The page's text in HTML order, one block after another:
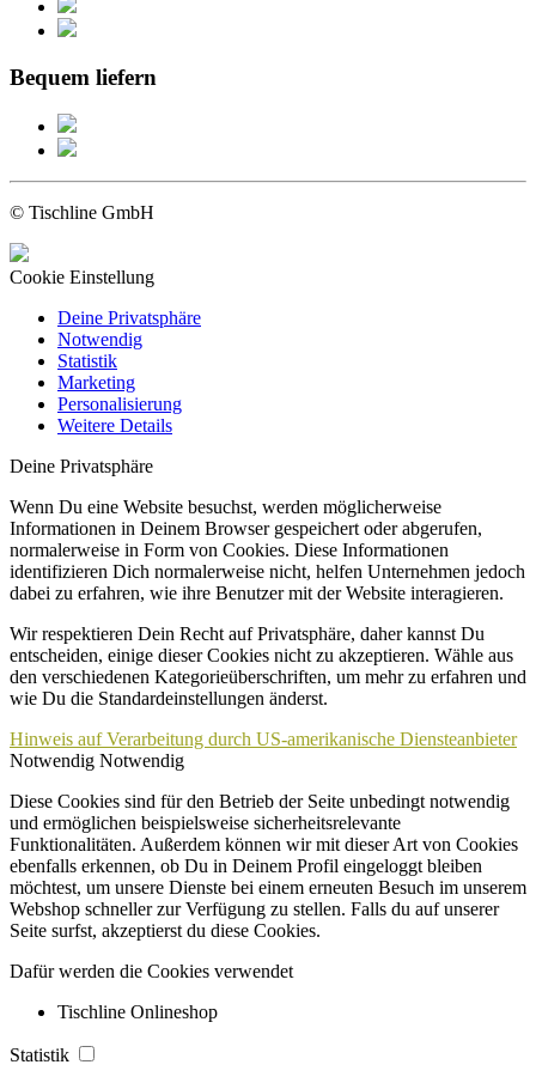
Bequem liefern
© Tischline GmbH
Cookie Einstellung
Deine Privatsphäre
Notwendig
Statistik
Marketing
Personalisierung
Weitere Details
Deine Privatsphäre
Wenn Du eine Website besuchst, werden möglicherweise
Informationen in Deinem Browser gespeichert oder abgerufen,
normalerweise in Form von Cookies. Diese Informationen
identifizieren Dich normalerweise nicht, helfen Unternehmen jedoch
dabei zu erfahren, wie ihre Benutzer mit der Website interagieren.
Wir respektieren Dein Recht auf Privatsphäre, daher kannst Du
entscheiden, einige dieser Cookies nicht zu akzeptieren. Wähle aus
den verschiedenen Kategorieüberschriften, um mehr zu erfahren und
wie Du die Standardeinstellungen änderst.
Hinweis auf Verarbeitung durch US-amerikanische Diensteanbieter
Notwendig Notwendig
Diese Cookies sind für den Betrieb der Seite unbedingt notwendig
und ermöglichen beispielsweise sicherheitsrelevante
Funktionalitäten. Außerdem können wir mit dieser Art von Cookies
ebenfalls erkennen, ob Du in Deinem Profil eingeloggt bleiben
möchtest, um unsere Dienste bei einem erneuten Besuch im unserem
Webshop schneller zur Verfügung zu stellen. Falls du auf unserer
Seite surfst, akzeptierst du diese Cookies.
Dafür werden die Cookies verwendet
Tischline Onlineshop
Statistik